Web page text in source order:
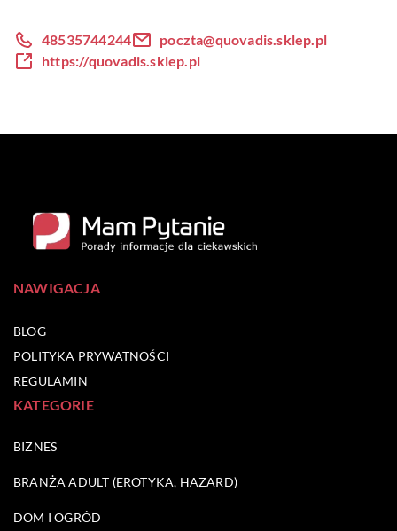
48535744244
poczta@quovadis.sklep.pl
https://quovadis.sklep.pl
NAWIGACJA
BLOG
POLITYKA PRYWATNOŚCI
REGULAMIN
KATEGORIE
BIZNES
BRANŻA ADULT (EROTYKA, HAZARD)
DOM I OGRÓD